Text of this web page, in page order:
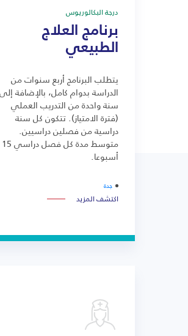
درجة البكالوريوس
برنامج العلاج
الطبيعي
يتطلب البرنامج أربع سنوات من
الدراسة بدوام كامل، بالإضافة إلى
سنة واحدة من التدريب العملي
(فترة الامتياز). تتكون كل سنة
دراسية من فصلين دراسيين.
متوسط مدة كل فصل دراسي 15
أسبوعا.
جدة
اكتشف المزيد